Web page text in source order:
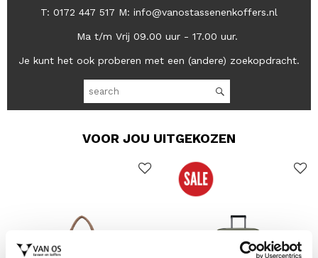
T: 0172 447 517 M: info@vanostassenenkoffers.nl
Ma t/m Vrij 09.00 uur - 17.00 uur.
Je kunt het ook proberen met een (andere) zoekopdracht.
VOOR JOU UITGEKOZEN